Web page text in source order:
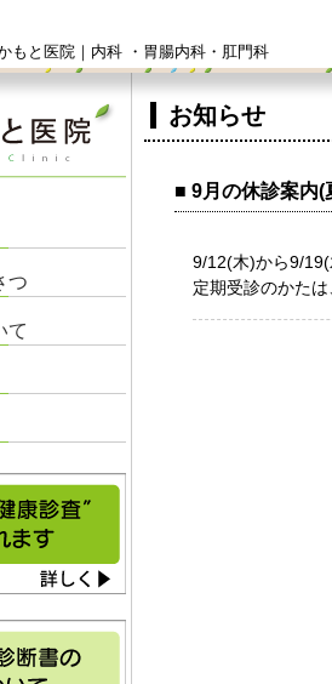
もと医院｜内科 ・胃腸内科・肛門科
お知らせ
9月の休診案内(
9/12(木)から9/19(
定期受診のかた
つ
て